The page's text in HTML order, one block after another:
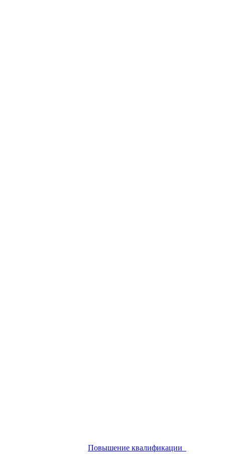
Повышение квалификации